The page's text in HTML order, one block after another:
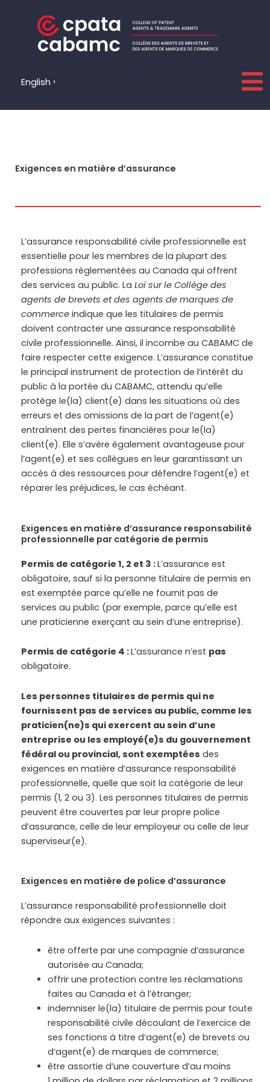
English
Exigences en matière d’assurance
L’assurance responsabilité civile professionnelle est
essentielle pour les membres de la plupart des
professions réglementées au Canada qui offrent
des services au public. La Loi sur le Collège des
agents de brevets et des agents de marques de
commerce indique que les titulaires de permis
doivent contracter une assurance responsabilité
civile professionnelle. Ainsi, il incombe au CABAMC de
faire respecter cette exigence. L’assurance constitue
le principal instrument de protection de l’intérêt du
public à la portée du CABAMC, attendu qu’elle
protège le(la) client(e) dans les situations où des
erreurs et des omissions de la part de l’agent(e)
entraînent des pertes financières pour le(la)
client(e). Elle s’avère également avantageuse pour
l’agent(e) et ses collègues en leur garantissant un
accès à des ressources pour défendre l’agent(e) et
réparer les préjudices, le cas échéant.
Exigences en matière d’assurance responsabilité
professionnelle par catégorie de permis
Permis de catégorie 1, 2 et 3 :L’assurance est
obligatoire, sauf si la personne titulaire de permis en
est exemptée parce qu’elle ne fournit pas de
services au public (par exemple, parce qu’elle est
une praticienne exerçant au sein d’une entreprise).
Permis de catégorie 4 :L’assurance n’est pas
obligatoire.
Les personnes titulaires de permis qui ne
fournissent pas de services au public, comme les
praticien(ne)s qui exercent au sein d’une
entreprise ou les employé(e)s du gouvernement
fédéral ou provincial, sont exemptées des
exigences en matière d’assurance responsabilité
professionnelle, quelle que soit la catégorie de leur
permis (1, 2 ou 3). Les personnes titulaires de permis
peuvent être couvertes par leur propre police
d’assurance, celle de leur employeur ou celle de leur
superviseur(e).
Exigences en matière de police d’assurance
L’assurance responsabilité professionnelle doit
répondre aux exigences suivantes :
être offerte par une compagnie d’assurance
autorisée au Canada;
offrir une protection contre les réclamations
faites au Canada et à l’étranger;
indemniser le(la) titulaire de permis pour toute
responsabilité civile découlant de l’exercice de
ses fonctions à titre d’agent(e) de brevets ou
d’agent(e) de marques de commerce;
être assortie d’une couverture d’au moins